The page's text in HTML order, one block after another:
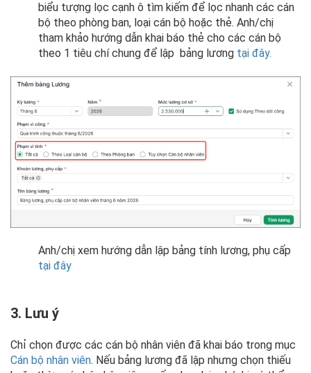
biểu tượng lọc cạnh ô tìm kiếm để lọc nhanh các cán
bộ theo phòng ban, loại cán bộ hoặc thẻ. Anh/chị
tham khảo hướng dẫn khai báo thẻ cho các cán bộ
theo 1 tiêu chí chung để lập bảng lương tại đây.
Anh/chị xem hướng dẫn lập bảng tính lương, phụ cấp
tại đây
3. Lưu ý
Chỉ chọn được các cán bộ nhân viên đã khai báo trong mục
Cán bộ nhân viên. Nếu bảng lương đã lập nhưng chọn thiếu